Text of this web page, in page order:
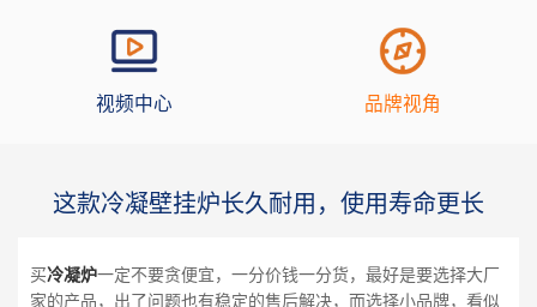
视频中心 品牌视角
这款冷凝壁挂炉长久耐用，使用寿命更长
买冷凝炉一定不要贪便宜，一分价钱一分货，最好是要选择大厂
家的产品，出了问题也有稳定的售后解决，而选择小品牌，看似